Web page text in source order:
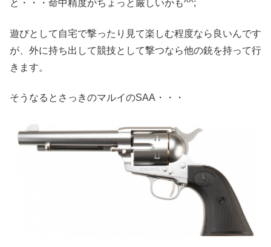
と・・・命中精度がちょっと厳しいかも^^;
遊びとして自宅で撃ったり見て楽しむ程度なら良いんです
が、外に持ち出して競技として撃つなら他の銃を持って行
きます。
そうなるとさっきのマルイのSAA・・・